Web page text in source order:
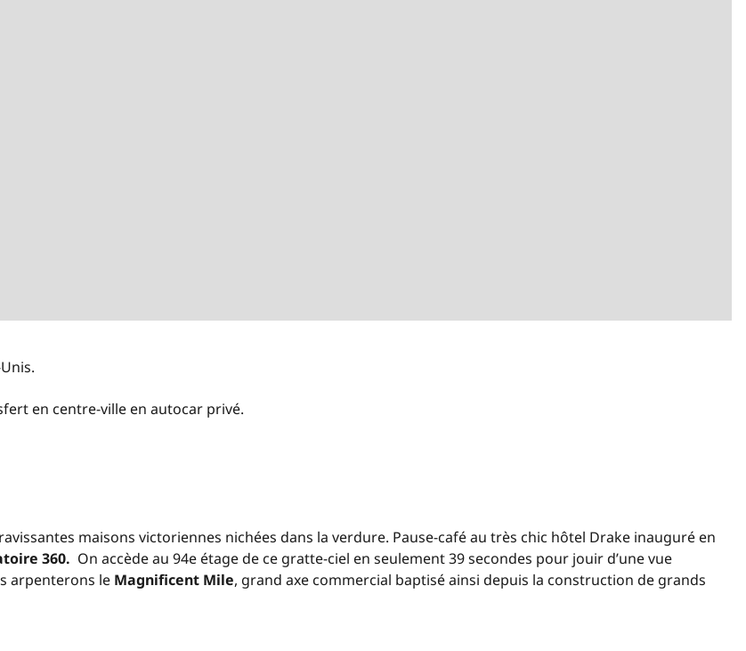
.
en centre-ville en autocar privé.
maisons victoriennes nichées dans la verdure. Pause-café au très chic hôtel Drake inauguré en
360. On accède au 94e étage de ce gratte-ciel en seulement 39 secondes pour jouir d’une vue
arpenterons le Magnificent Mile, grand axe commercial baptisé ainsi depuis la construction de grands